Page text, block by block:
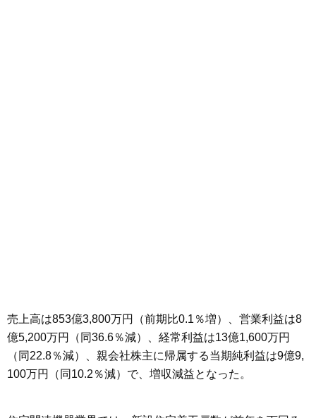
売上高は853億3,800万円（前期比0.1％増）、営業利益は8
億5,200万円（同36.6％減）、経常利益は13億1,600万円
（同22.8％減）、親会社株主に帰属する当期純利益は9億9,
100万円（同10.2％減）で、増収減益となった。